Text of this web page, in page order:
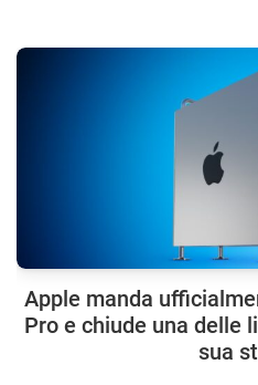
Apple manda
Pro e chiude una delle
sua